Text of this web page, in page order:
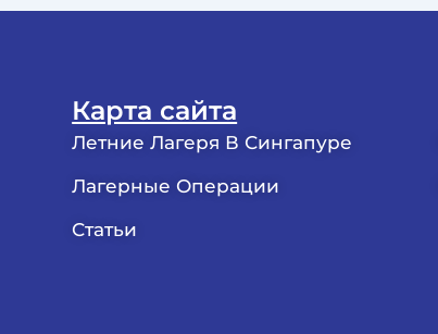
Карта сайта
Летние Лагеря В Сингапуре
Лагерные Операции
Статьи